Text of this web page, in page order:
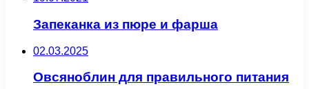
Запеканка из пюре и фарша
02.03.2025
Овсяноблин для правильного питания